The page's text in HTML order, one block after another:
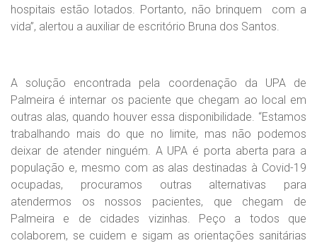
hospitais estão lotados. Portanto, não brinquem com a
vida”, alertou a auxiliar de escritório Bruna dos Santos.
A solução encontrada pela coordenação da UPA de
Palmeira é internar os paciente que chegam ao local em
outras alas, quando houver essa disponibilidade. “Estamos
trabalhando mais do que no limite, mas não podemos
deixar de atender ninguém. A UPA é porta aberta para a
população e, mesmo com as alas destinadas à Covid-19
ocupadas, procuramos outras alternativas para
atendermos os nossos pacientes, que chegam de
Palmeira e de cidades vizinhas. Peço a todos que
colaborem, se cuidem e sigam as orientações sanitárias